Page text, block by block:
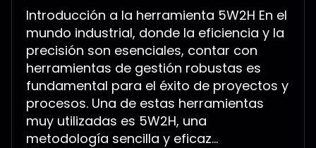
Introducción a la herramienta 5W2H En el
mundo industrial, donde la eficiencia y la
precisión son esenciales, contar con
herramientas de gestión robustas es
fundamental para el éxito de proyectos y
procesos. Una de estas herramientas
muy utilizadas es 5W2H, una
metodología sencilla y eficaz...